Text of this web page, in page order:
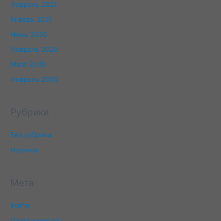
Февраль 2021
Январь 2021
Июнь 2020
Февраль 2020
Март 2000
Февраль 2000
Без рубрики
Новичок
Войти